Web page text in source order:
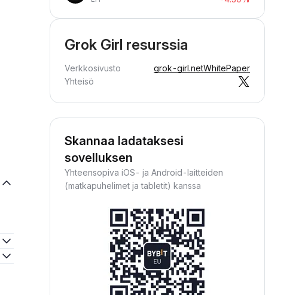
Grok Girl resurssia
Verkkosivusto grok-girl.netWhitePaper
Yhteisö
Skannaa ladataksesi
sovelluksen
Yhteensopiva iOS- ja Android-laitteiden
(matkapuhelimet ja tabletit) kanssa